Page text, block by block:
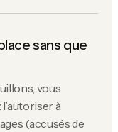
sans que
vous
à
(accusés de